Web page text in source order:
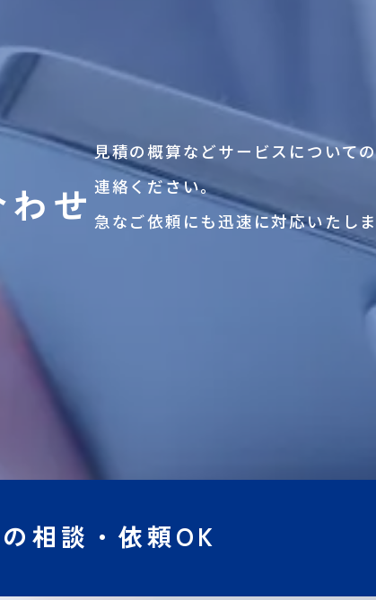
せ
見積の概算などサービスについて
連絡ください。
急なご依頼にも迅速に対応いたしま
相談・依頼OK